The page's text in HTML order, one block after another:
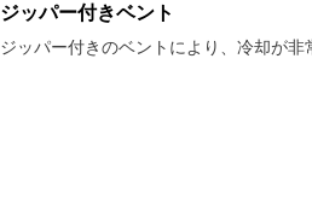
ジッパー付きベント
ジッパー付きのベントにより、冷却が非